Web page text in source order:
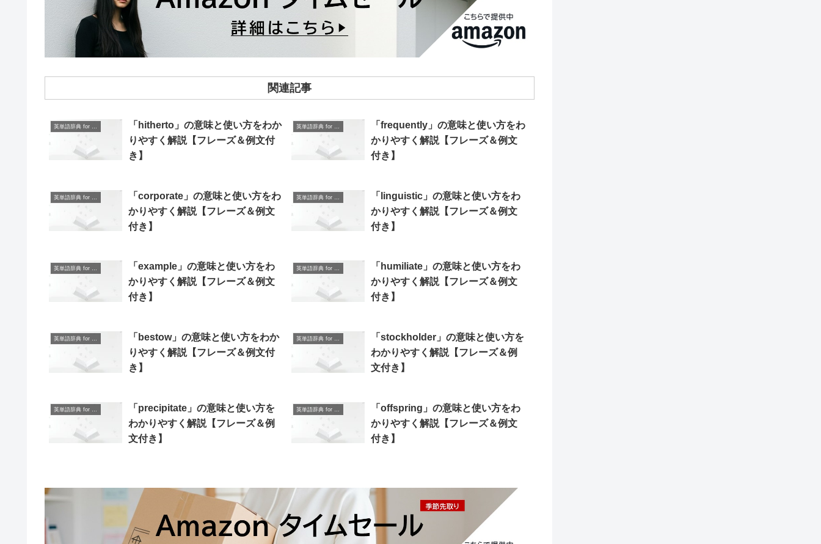
関連記事
「hitherto」の意味と使い方をわか
りやすく解説【フレーズ＆例文付
き】
「frequently」の意味と使い方をわ
かりやすく解説【フレーズ＆例文
付き】
「corporate」の意味と使い方をわ
かりやすく解説【フレーズ＆例文
付き】
「linguistic」の意味と使い方をわ
かりやすく解説【フレーズ＆例文
付き】
「example」の意味と使い方をわ
かりやすく解説【フレーズ＆例文
付き】
「humiliate」の意味と使い方をわ
かりやすく解説【フレーズ＆例文
付き】
英単語辞典 for Beginners
「bestow」の意味と使い方をわか
りやすく解説【フレーズ＆例文付
き】
英単語辞典 for Beginners
「stockholder」の意味と使い方を
わかりやすく解説【フレーズ＆例
文付き】
英単語辞典 for Beginners
「precipitate」の意味と使い方を
わかりやすく解説【フレーズ＆例
文付き】
英単語辞典 for Beginners
「offspring」の意味と使い方をわ
かりやすく解説【フレーズ＆例文
付き】